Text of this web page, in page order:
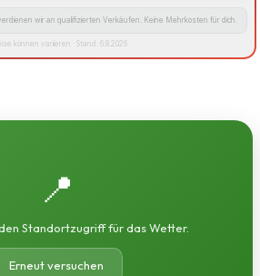
wir an qualifizierten Verkäufen. Keine Mehrkosten für dich.
können variieren · Stand: 6.8.2026
📍
Standortzugriff für das Wetter.
Erneut versuchen